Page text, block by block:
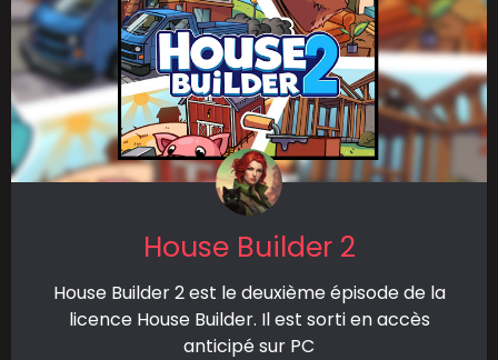
House Builder 2
House Builder 2 est le deuxième épisode de la
licence House Builder. Il est sorti en accès
anticipé sur PC